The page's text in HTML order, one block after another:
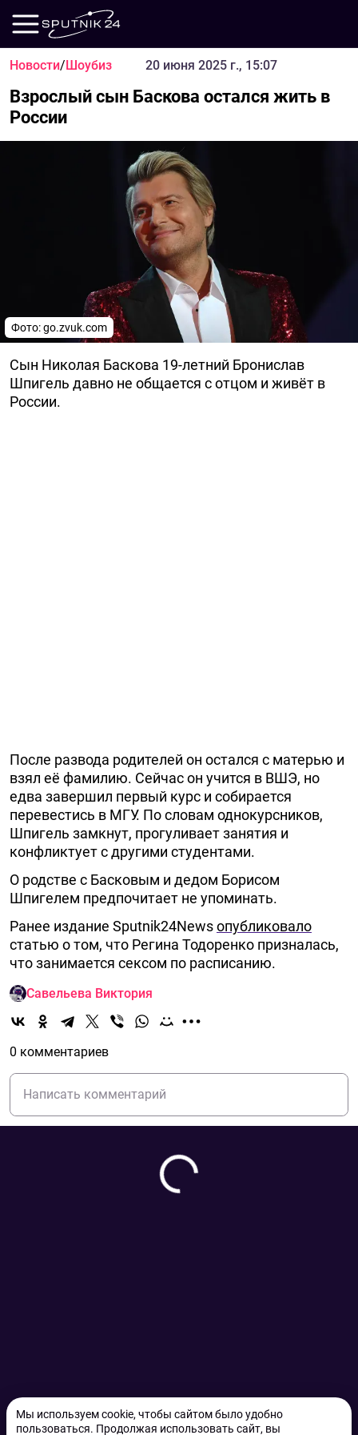
Мы используем cookie, чтобы сайтом было удобно
пользоваться. Продолжая использовать сайт, вы
Новости/Шоубиз 20 июня 2025 г., 15:07
Взрослый сын Баскова остался жить в
России
Фото: go.zvuk.com
Сын Николая Баскова 19-летний Бронислав
Шпигель давно не общается с отцом и живёт в
России.
После развода родителей он остался с матерью и
взял её фамилию. Сейчас он учится в ВШЭ, но
едва завершил первый курс и собирается
перевестись в МГУ. По словам однокурсников,
Шпигель замкнут, прогуливает занятия и
конфликтует с другими студентами.
О родстве с Басковым и дедом Борисом
Шпигелем предпочитает не упоминать.
Ранее издание Sputnik24Newsопубликовало
статью о том, что Регина Тодоренко призналась,
что занимается сексом по расписанию.
Савельева Виктория
0 комментариев